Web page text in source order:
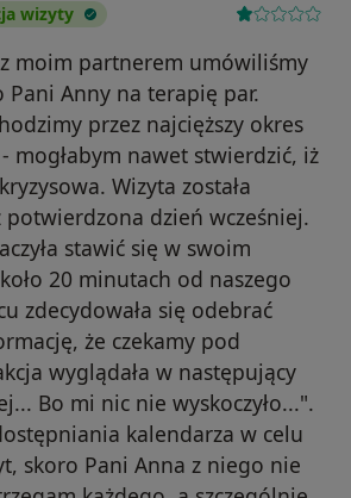
wizyty
moim partnerem umówiliśmy
Pani Anny na terapię par.
przez najcięższy okres
mogłabym nawet stwierdzić, iż
Wizyta została
dzień wcześniej.
stawić się w swoim
20 minutach od naszego
zdecydowała się odebrać
że czekamy pod
wyglądała w następujący
Bo mi nic nie wyskoczyło...".
kalendarza w celu
skoro Pani Anna z niego nie